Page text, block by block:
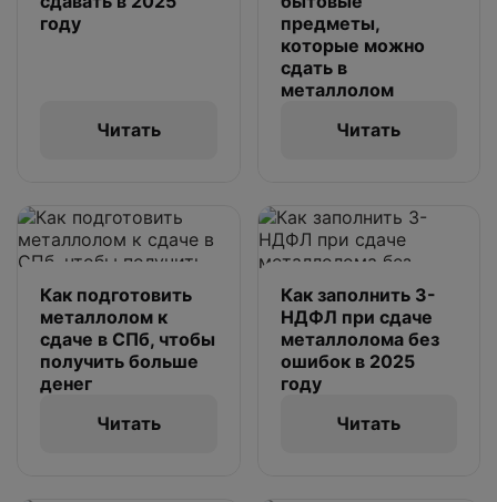
году
Читать
предметы,
которые можно
сдать в
металлолом
Читать
Как подготовить
металлолом к
сдаче в СПб, чтобы
получить больше
денег
Читать
Как заполнить 3-
НДФЛ при сдаче
металлолома без
ошибок в 2025
году
Читать